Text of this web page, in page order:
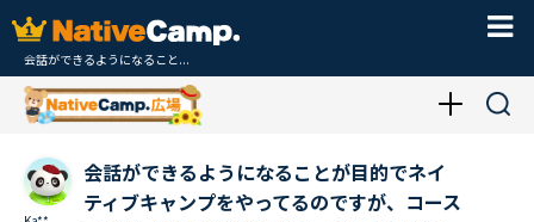
会話ができるようになること...
会話ができるようになることが目的でネイ
ティブキャンプをやってるのですが、コース